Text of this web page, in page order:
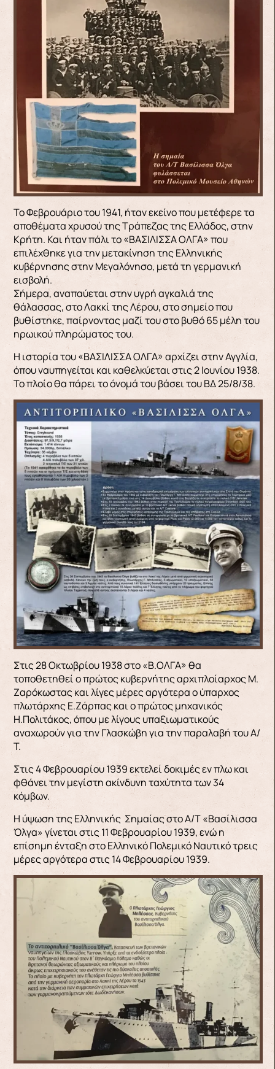
Το Φεβρουάριο του 1941, ήταν εκείνο που μετέφερε τα
αποθέματα χρυσού της Τράπεζας της Ελλάδος, στην
Κρήτη. Και ήταν πάλι το «ΒΑΣΙΛΙΣΣΑ ΟΛΓΑ» που
επιλέχθηκε για την μετακίνηση της Ελληνικής
κυβέρνησης στην Μεγαλόνησο, μετά τη γερμανική
εισβολή.
Σήμερα, αναπαύεται στην υγρή αγκαλιά της
θάλασσας, στο Λακκί της Λέρου, στο σημείο που
βυθίστηκε, παίρνοντας μαζί του στο βυθό 65 μέλη του
ηρωικού πληρώματος του.
Η ιστορία του «ΒΑΣΙΛΙΣΣΑ ΟΛΓΑ» αρχίζει στην Αγγλία,
όπου ναυπηγείται και καθελκύεται στις 2 Ιουνίου 1938.
Το πλοίο θα πάρει το όνομά του βάσει του ΒΔ 25/8/38.
Στις 28 Οκτωβρίου 1938 στο «Β.ΟΛΓΑ» θα
τοποθετηθεί ο πρώτος κυβερνήτης αρχιπλοίαρχος Μ.
Ζαρόκωστας και λίγες μέρες αργότερα ο ύπαρχος
πλωτάρχης Ε.Ζάρπας και ο πρώτος μηχανικός
Η.Πολιτάκος, όπου με λίγους υπαξιωματικούς
αναχωρούν για την Γλασκώβη για την παραλαβή του Α/
Τ.
Στις 4 Φεβρουαρίου 1939 εκτελεί δοκιμές εν πλω και
φθάνει την μεγίστη ακίνδυνη ταχύτητα των 34
κόμβων.
Η ύψωση της Ελληνικής Σημαίας στο Α/Τ «Βασίλισσα
Όλγα» γίνεται στις 11 Φεβρουαρίου 1939, ενώ η
επίσημη ένταξη στο Ελληνικό Πολεμικό Ναυτικό τρεις
μέρες αργότερα στις 14 Φεβρουαρίου 1939.